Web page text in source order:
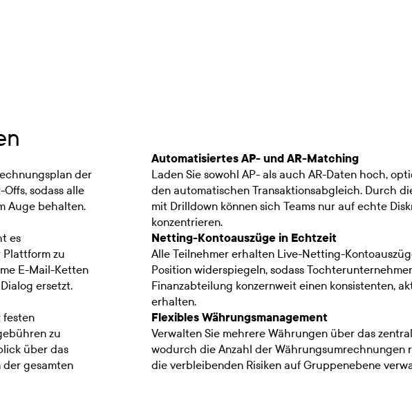
der
sodass alle
Auge behalten.
es
zu
E-Mail-Ketten
ersetzt.
festen
zu
über das
der gesamten
Automatisiertes AP- und AR-Matching
Laden Sie sowohl AP- als auch AR-Daten hoch,
den automatischen Transaktionsabgleich. Durch
mit Drilldown können sich Teams nur auf echte
konzentrieren.
Netting-Kontoauszüge in Echtzeit
Alle Teilnehmer erhalten Live-Netting-
Position widerspiegeln, sodass
Finanzabteilung konzernweit einen konsistenten,
erhalten.
Flexibles Währungsmanagement
Verwalten Sie mehrere Währungen über das
wodurch die Anzahl der Währungsumrechnungen
die verbleibenden Risiken auf Gruppenebene